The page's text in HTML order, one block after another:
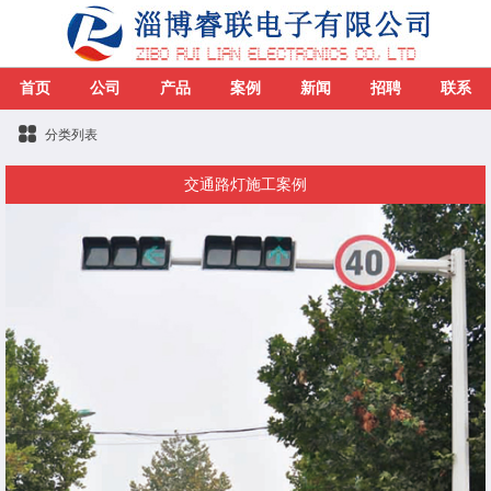
首页 公司 产品 案例 新闻 招聘 联系
分类列表
交通路灯施工案例